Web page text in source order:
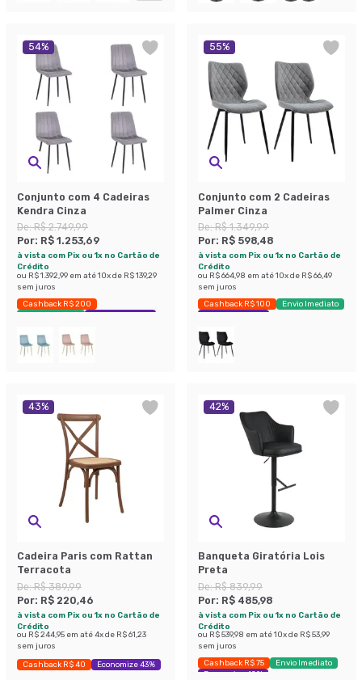
54%
Conjunto com 4 Cadeiras
Kendra Cinza
De:R$ 2.749,99
Por: R$ 1.253,69
à vista com Pix ou 1x no Cartão de
Crédito
ou R$ 1.392,99 em até10x de R$ 139,29
sem juros
Cashback R$ 200
Envio Imediato
Exclusivo Mobly
55%
Conjunto com 2 Cadeiras
Palmer Cinza
De:R$ 1.349,99
Por: R$ 598,48
à vista com Pix ou 1x no Cartão de
Crédito
ou R$ 664,98 em até10x de R$ 66,49
sem juros
Cashback R$ 100
Envio Imediato
Exclusivo Mobly
43%
Cadeira Paris com Rattan
Terracota
De:R$ 389,99
Por: R$ 220,46
à vista com Pix ou 1x no Cartão de
Crédito
ou R$ 244,95 em até4x de R$ 61,23
sem juros
Cashback R$ 40 Economize 43%
42%
Banqueta Giratória Lois
Preta
De:R$ 839,99
Por: R$ 485,98
à vista com Pix ou 1x no Cartão de
Crédito
ou R$ 539,98 em até10x de R$ 53,99
sem juros
Cashback R$ 75
Envio Imediato
Economize 42%